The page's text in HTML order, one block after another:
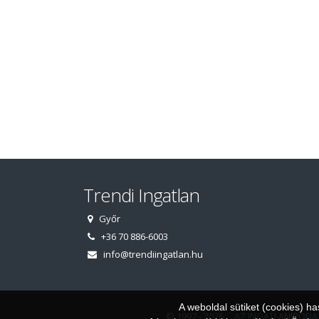
Trendi Ingatlan
Győr
+36 70 886-6003
info@trendiingatlan.hu
© 1997 - 2026 AZ INGATLANIRODA
A weboldal sütiket (cookies)